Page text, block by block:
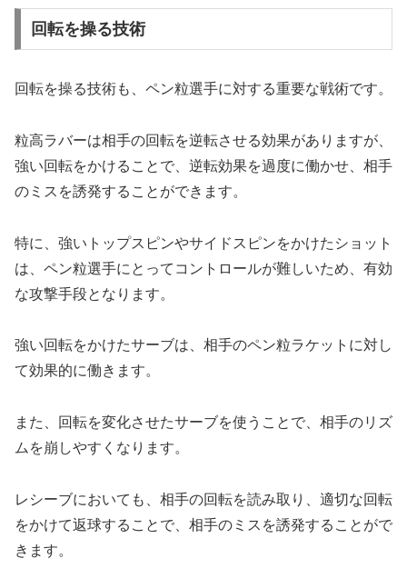
回転を操る技術
回転を操る技術も、ペン粒選手に対する重要な戦術です。
粒高ラバーは相手の回転を逆転させる効果がありますが、
強い回転をかけることで、逆転効果を過度に働かせ、相手
のミスを誘発することができます。
特に、強いトップスピンやサイドスピンをかけたショット
は、ペン粒選手にとってコントロールが難しいため、有効
な攻撃手段となります。
強い回転をかけたサーブは、相手のペン粒ラケットに対し
て効果的に働きます。
また、回転を変化させたサーブを使うことで、相手のリズ
ムを崩しやすくなります。
レシーブにおいても、相手の回転を読み取り、適切な回転
をかけて返球することで、相手のミスを誘発することがで
きます。